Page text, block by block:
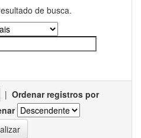
de busca.
| Ordenar registros por